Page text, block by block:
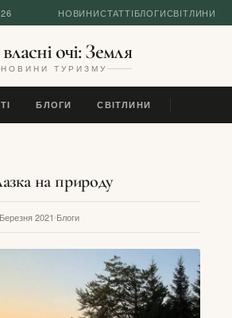
НОВИНИСТАТТІБЛОГИСВІТЛИНИ
очі: Земля
НОВИНИ ТУРИЗМУ
БЛОГИ СВІТЛИНИ
на природу
2021 Блоги